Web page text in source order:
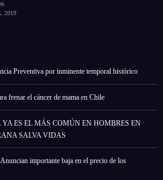
2019
Preventiva por inminente temporal histórico
frenar el cáncer de mama en Chile
YA ES EL MÁS COMÚN EN HOMBRES EN
SALVA VIDAS
importante baja en el precio de los